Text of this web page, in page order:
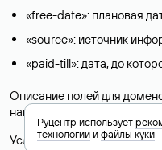
«free-date»: плановая
«source»: источник
«paid-till»: дата, до
Описание полей для
национальных доменах
Условия использования
Руцентр использует
технологииифайлы куки